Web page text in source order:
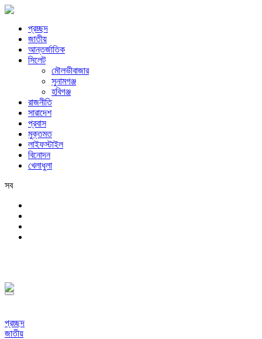
প্রচ্ছদ
জাতীয়
আন্তর্জাতিক
সিলেট
মৌলভীবাজার
সুনামগঞ্জ
হবিগঞ্জ
রাজনীতি
সারাদেশ
প্রবাস
মুক্তমত
লাইফস্টাইল
বিনোদন
খেলাধুলা
সব
প্রচ্ছদ
জাতীয়